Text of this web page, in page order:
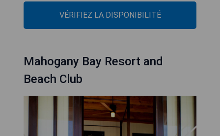
VÉRIFIEZ LA DISPONIBILITÉ
Mahogany Bay Resort and
Beach Club